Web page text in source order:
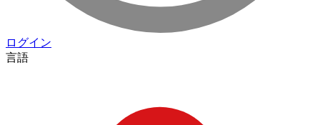
ログイン
言語